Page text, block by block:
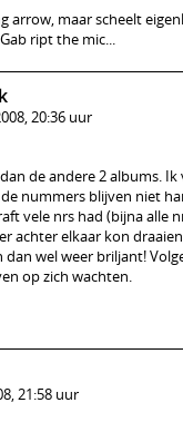
arrow, maar scheelt
ript the mic...
20:36 uur
de andere 2 albums.
nummers blijven niet
vele nrs had (bijna alle
achter elkaar kon
dan wel weer briljant!
op zich wachten.
21:58 uur